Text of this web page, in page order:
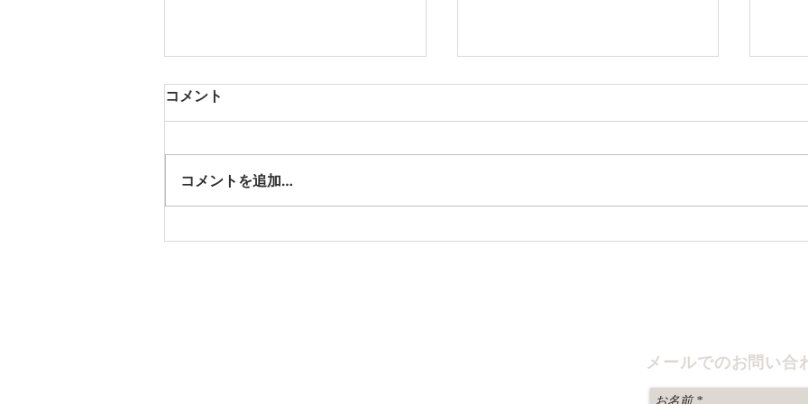
就労支援の作業療法
ICT導入 農園管理ツールアプ
高
コメント
コメントを追加…
メールでのお問い合